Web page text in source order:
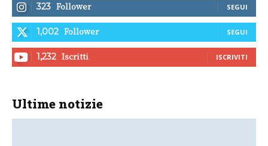
323 Follower SEGUI
1,002 Follower SEGUI
1,232 Iscritti ISCRIVITI
Ultime notizie